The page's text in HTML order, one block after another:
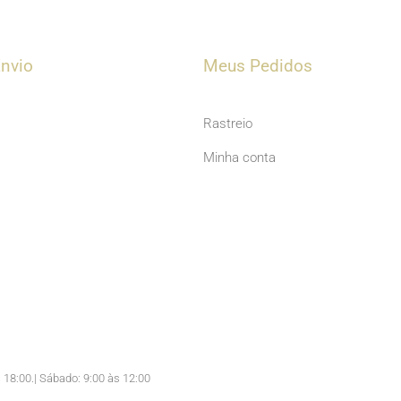
Meus Pedidos
Rastreio
Minha conta
Sábado: 9:00 às 12:00